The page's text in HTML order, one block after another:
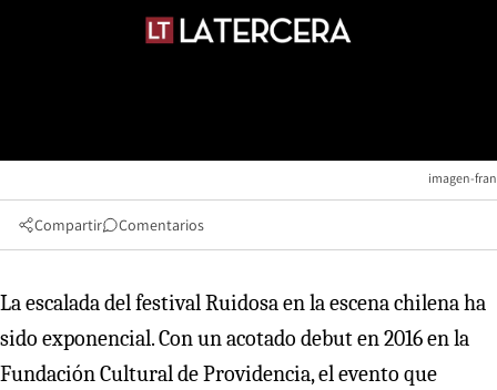
imagen-fran
Compartir Comentarios
La escalada del festival Ruidosa en la escena chilena ha
sido exponencial. Con un acotado debut en 2016 en la
Fundación Cultural de Providencia, el evento que